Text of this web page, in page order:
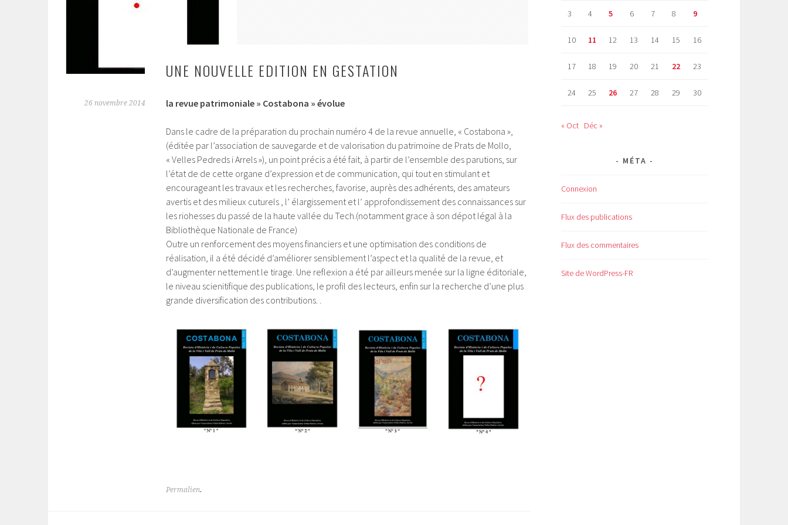
UNE NOUVELLE EDITION EN GESTATION
26 novembre 2014 la revue patrimoniale » Costabona » évolue
Dans le cadre de la préparation du prochain numéro 4 de la revue annuelle, « Costabona »,
(éditée par l’association de sauvegarde et de valorisation du patrimoine de Prats de Mollo,
« Velles Pedreds i Arrels »), un point précis a été fait, à partir de l’ensemble des parutions, sur
l’état de de cette organe d’expression et de communication, qui tout en stimulant et
encourageant les travaux et les recherches, favorise, auprès des adhérents, des amateurs
avertis et des milieux cuturels , l’ élargissement et l’ approfondissement des connaissances sur
les riohesses du passé de la haute vallée du Tech.(notamment grace à son dépot légal à la
Bibliothèque Nationale de France)
Outre un renforcement des moyens financiers et une optimisation des conditions de
réalisation, il a été décidé d’améliorer sensiblement l’aspect et la qualité de la revue, et
d’augmenter nettement le tirage. Une reflexion a été par ailleurs menée sur la ligne éditoriale,
le niveau scienitifique des publications, le profil des lecteurs, enfin sur la recherche d’une plus
grande diversification des contributions. .
Permalien.
3 4 5 6 7 8 9
10 11 12 13 14 15 16
17 18 19 20 21 22 23
24 25 26 27 28 29 30
« Oct Déc »
MÉTA
Connexion
Flux des publications
Flux des commentaires
Site de WordPress-FR